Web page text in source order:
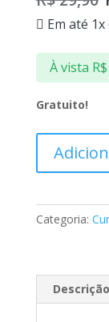
Em até 1x
À vista R$
Gratuito!
Categoria:
Descrição